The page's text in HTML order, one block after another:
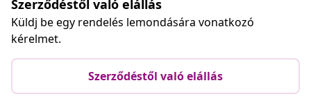
Szerződéstől való elállás
Küldj be egy rendelés lemondására vonatkozó
kérelmet.
Szerződéstől való elállás